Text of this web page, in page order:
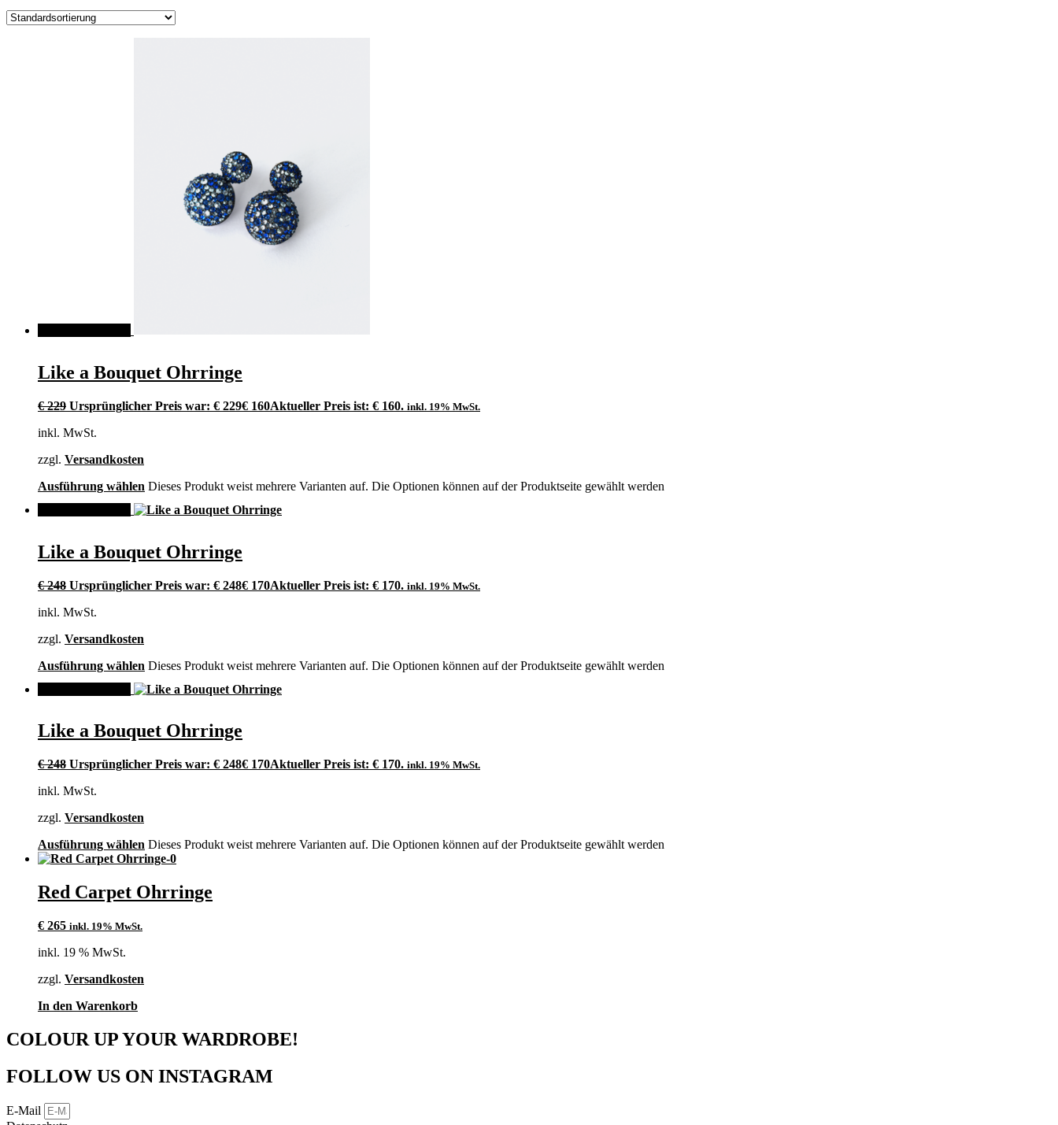
Like a Bouquet Ohrringe
€229 Ursprünglicher Preis war: € 229€ 160Aktueller Preis ist: € 160. inkl. 19% MwSt.
inkl. MwSt.
zzgl. Versandkosten
Ausführung wählen Dieses Produkt weist mehrere Varianten auf. Die Optionen können auf der Produktseite gewählt werden
Like a Bouquet Ohrringe
€248 Ursprünglicher Preis war: € 248€ 170Aktueller Preis ist: € 170. inkl. 19% MwSt.
inkl. MwSt.
zzgl. Versandkosten
Ausführung wählen Dieses Produkt weist mehrere Varianten auf. Die Optionen können auf der Produktseite gewählt werden
Like a Bouquet Ohrringe
€248 Ursprünglicher Preis war: € 248€ 170Aktueller Preis ist: € 170. inkl. 19% MwSt.
inkl. MwSt.
zzgl. Versandkosten
Ausführung wählen Dieses Produkt weist mehrere Varianten auf. Die Optionen können auf der Produktseite gewählt werden
Red Carpet Ohrringe
€ 265 inkl. 19% MwSt.
inkl. 19 % MwSt.
zzgl. Versandkosten
In den Warenkorb
COLOUR UP YOUR WARDROBE!
FOLLOW US ON INSTAGRAM
E-Mail